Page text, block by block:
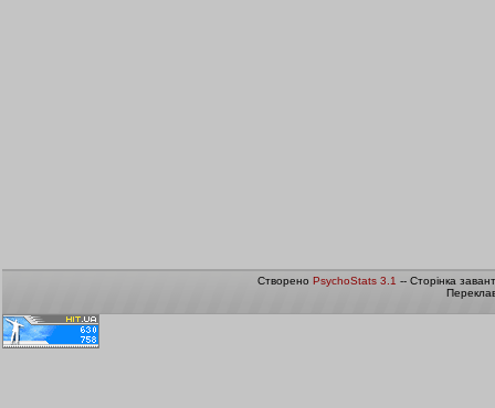
Створено PsychoStats 3.1 -- Сторінка